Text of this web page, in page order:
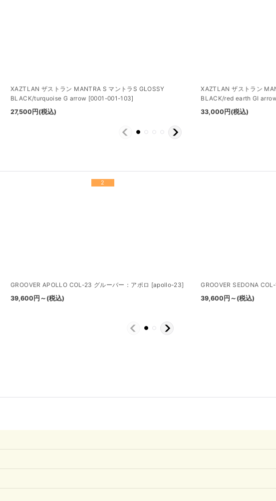
XAZTLAN ザストラン MANTRA S マントラS GLOSSY
BLACK/turquoise G arrow [0001-001-103]
27,500 円 (税込)
XAZTLAN ザストラン
BLACK/red earth GI
33,000 円 (税込)
2
GROOVER APOLLO COL-23 グルーバー：アポロ [apollo-23]
39,600 円 ～ (税込)
GROOVER SEDONA
39,600 円 ～ (税込)